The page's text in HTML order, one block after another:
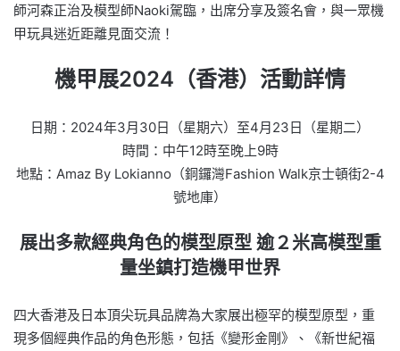
師河森正治及模型師Naoki駕臨，出席分享及簽名會，與一眾機
甲玩具迷近距離見面交流！
機甲展2024（香港）活動詳情
日期：2024年3月30日（星期六）至4月23日（星期二）
時間：中午12時至晚上9時
地點：Amaz By Lokianno（銅鑼灣Fashion Walk京士頓街2-4
號地庫）
展出多款經典角色的模型原型 逾２米高模型重
量坐鎮打造機甲世界
四大香港及日本頂尖玩具品牌為大家展出極罕的模型原型，重
現多個經典作品的角色形態，包括《變形金剛》、《新世紀福